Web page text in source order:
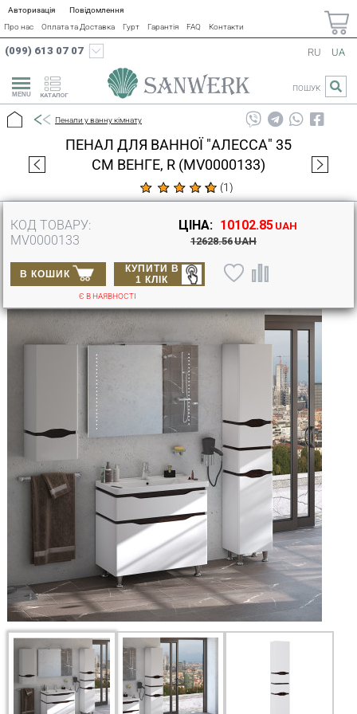
Авторизація
Повідомлення
Про нас
Оплата та Доставка Гурт Гарантія FAQ Контакти
(099) 613 07 07
КАТАЛОГ
RU UA
ПОШУК
Пенали у ванну кімнату
ПЕНАЛ ДЛЯ ВАННОЇ "АЛЕССА" 35
СМ ВЕНГЕ, R (MV0000133)
(1)
КОД ТОВАРУ:
MV0000133
ЦІНА: 10102.85 UAH
12628.56UAH
В КОШИК
КУПИТИ В
1 КЛІК
Є В НАЯВНОСТІ